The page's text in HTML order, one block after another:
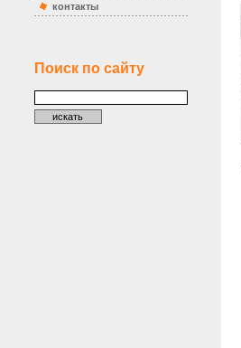
контакты
Поиск по сайту